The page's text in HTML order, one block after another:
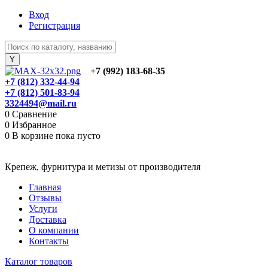
Вход
Регистрация
+7 (992) 183-68-35
+7 (812) 332-44-94
+7 (812) 501-83-94
3324494@mail.ru
0 Сравнение
0 Избранное
0 В корзине пока пусто
Крепеж, фурнитура и метизы от производителя
Главная
Отзывы
Услуги
Доставка
О компании
Контакты
Каталог товаров